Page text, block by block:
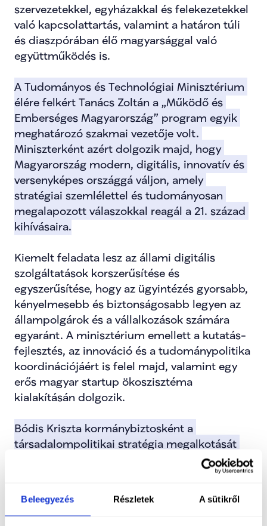
Beleegyezés Részletek A sütikről
szervezetekkel, egyházakkal és felekezetekkel
való kapcsolattartás, valamint a határon túli
és diaszpórában élő magyarsággal való
együttműködés is.
A Tudományos és Technológiai Minisztérium
élére felkért Tanács Zoltán a „Működő és
Emberséges Magyarország” program egyik
meghatározó szakmai vezetője volt.
Miniszterként azért dolgozik majd, hogy
Magyarország modern, digitális, innovatív és
versenyképes országgá váljon, amely
stratégiai szemlélettel és tudományosan
megalapozott válaszokkal reagál a 21. század
kihívásaira.
Kiemelt feladata lesz az állami digitális
szolgáltatások korszerűsítése és
egyszerűsítése, hogy az ügyintézés gyorsabb,
kényelmesebb és biztonságosabb legyen az
állampolgárok és a vállalkozások számára
egyaránt. A minisztérium emellett a kutatás-
fejlesztés, az innováció és a tudománypolitika
koordinációjáért is felel majd, valamint egy
erős magyar startup ökoszisztéma
kialakításán dolgozik.
Bódis Kriszta kormánybiztosként a
társadalompolitikai stratégia megalkotását
irányítja majd. A pszichológusként, íróként,
szakember több mint harminc éve dolgozik